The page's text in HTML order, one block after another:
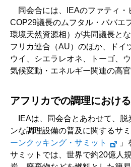
同会合には、IEAのファティ・
COP29議長のムフタル・ババエ
環境天然資源相）が共同議長と
フリカ連合（AU）のほか、ドイ
ウイ、シエラレオネ、トーゴ、
気候変動・エネルギー関連の高
アフリカでの調理におけ
IEAは、同会合とあわせて、
ンな調理設備の普及に関するサミ
ーンクッキング・サミット
サミットでは、世界で約20億人